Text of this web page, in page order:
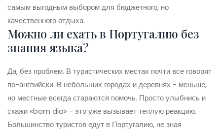
самым выгодным выбором для бюджетного, но
качественного отдыха.
Можно ли ехать в Португалию без
знания языка?
Да, без проблем. В туристических местах почти все говорят
по-английски. В небольших городах и деревнях - меньше,
но местные всегда стараются помочь. Просто улыбнись и
скажи «bom dia» - это уже вызывает теплую реакцию.
Большинство туристов едут в Португалию, не зная